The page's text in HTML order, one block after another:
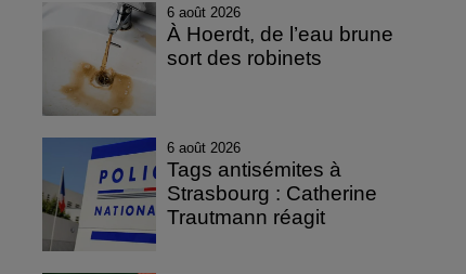
6 août 2026
À Hoerdt, de l’eau brune
sort des robinets
6 août 2026
Tags antisémites à
Strasbourg : Catherine
Trautmann réagit